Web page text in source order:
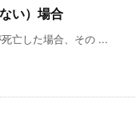
い）場合
亡した場合、その ...